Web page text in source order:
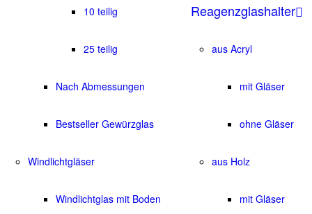
10 teilig
25 teilig
Nach Abmessungen
Bestseller Gewürzglas
Windlichtgläser
Windlichtglas mit Boden
Reagenzglashalter
aus Acryl
mit Gläser
ohne Gläser
aus Holz
mit Gläser